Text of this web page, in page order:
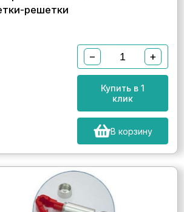
решетки
− +
Купить в 1
клик
В корзину